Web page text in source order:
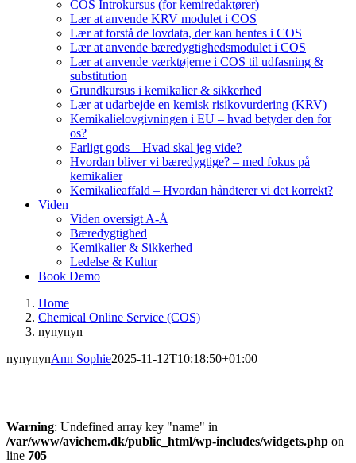
COS Introkursus (for kemiredaktører)
Lær at anvende KRV modulet i COS
Lær at forstå de lovdata, der kan hentes i COS
Lær at anvende bæredygtighedsmodulet i COS
Lær at anvende værktøjerne i COS til udfasning &
substitution
Grundkursus i kemikalier & sikkerhed
Lær at udarbejde en kemisk risikovurdering (KRV)
Kemikalielovgivningen i EU – hvad betyder den for
os?
Farligt gods – Hvad skal jeg vide?
Hvordan bliver vi bæredygtige? – med fokus på
kemikalier
Kemikalieaffald – Hvordan håndterer vi det korrekt?
Viden
Viden oversigt A-Å
Bæredygtighed
Kemikalier & Sikkerhed
Ledelse & Kultur
Book Demo
Home
Chemical Online Service (COS)
nynynyn
nynynynAnn Sophie2025-11-12T10:18:50+01:00
Warning: Undefined array key "name" in
/var/www/avichem.dk/public_html/wp-includes/widgets.php on
line 705